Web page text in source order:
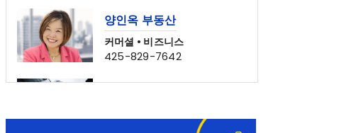
커머셜 • 비즈니스
425-829-7642